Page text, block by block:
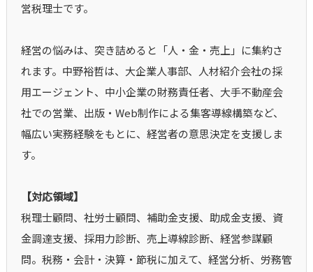
営税理士です。
経営の悩みは、突き詰めると「人・金・売上」に集約さ
れます。中野裕哲は、大企業人事部、人材紹介会社の採
用エージェント、中小企業の財務責任者、大手不動産会
社での営業、出版・Web制作による集客導線構築など、
幅広い実務経験をもとに、経営者の意思決定を支援しま
す。
【対応領域】
税理士顧問、社労士顧問、補助金支援、助成金支援、資
金調達支援、採用力診断、売上導線診断、経営参謀顧
問。税務・会計・決算・節税に加えて、経営分析、労務管